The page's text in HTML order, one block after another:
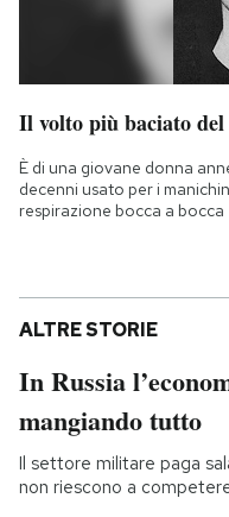
Il volto più baciato
È di una giovane donna
decenni usato per i
respirazione bocca a bocca
ALTRE STORIE
In Russia
mangiando tutto
Il settore militare paga
non riescono a